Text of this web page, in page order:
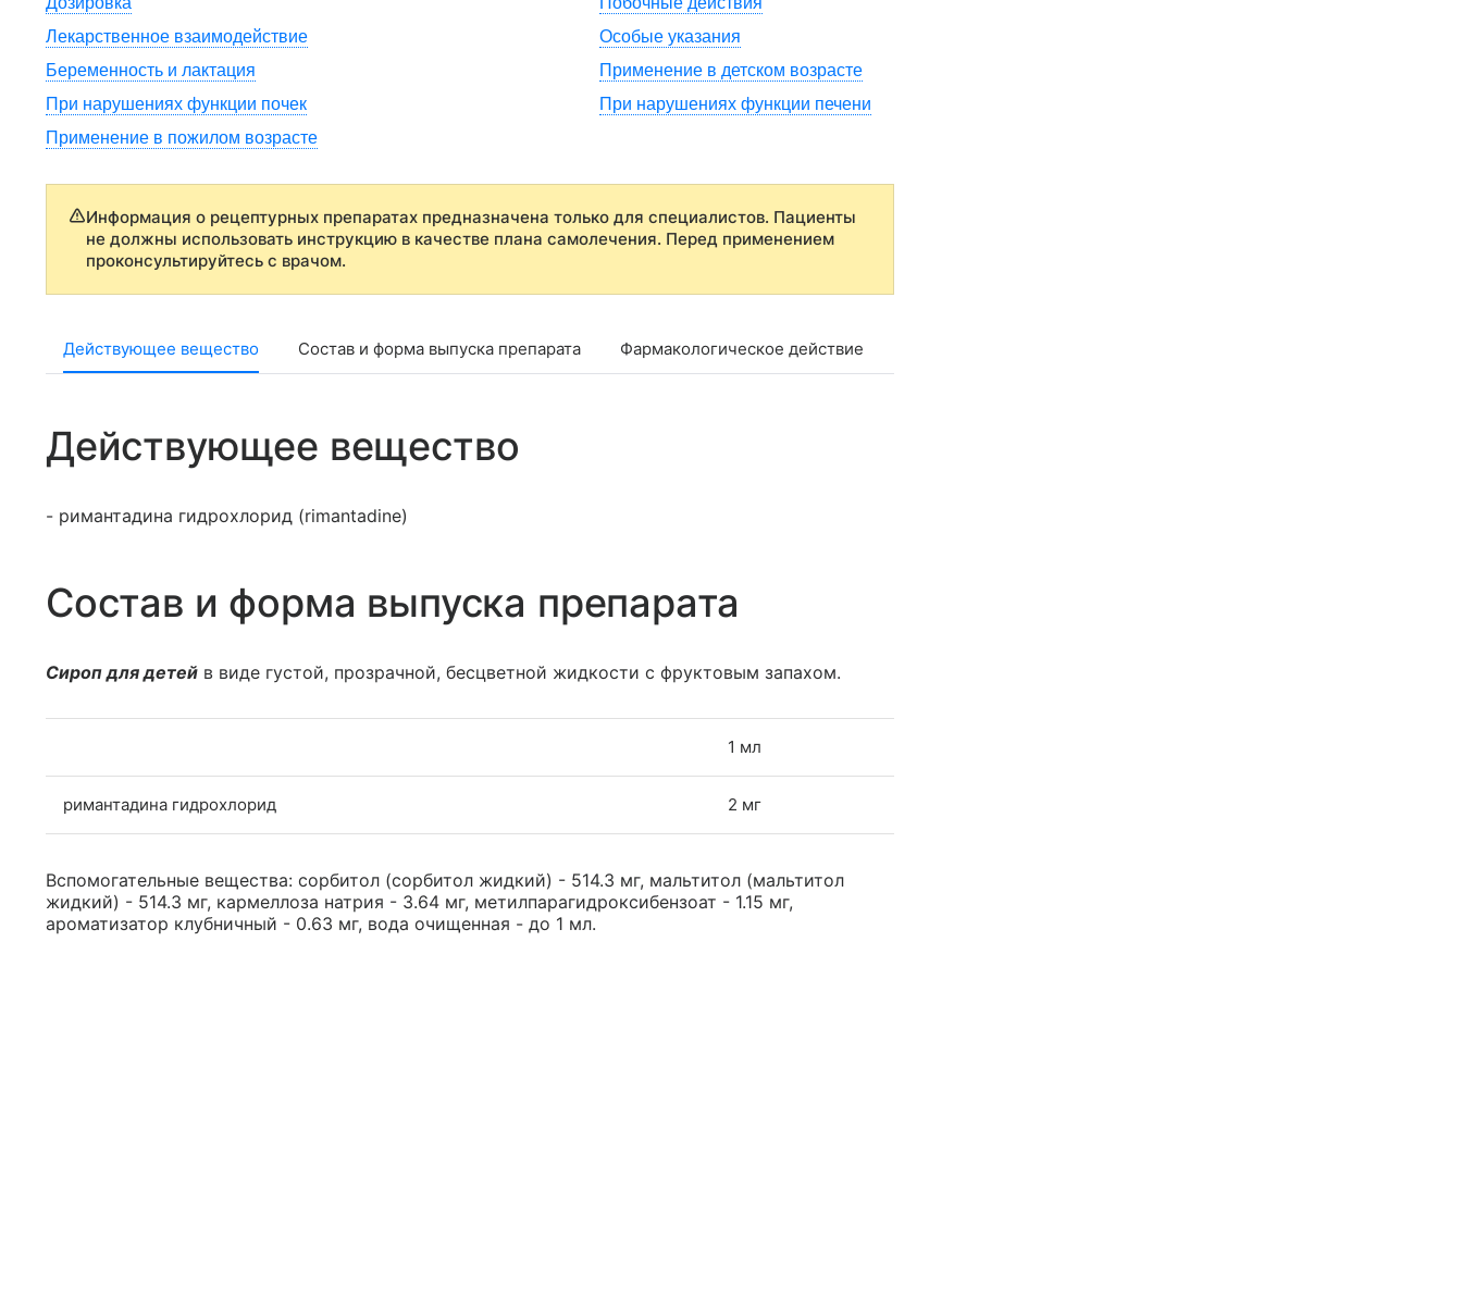
Лекарственное взаимодействие
Особые указания
Беременность и лактация
Применение в детском возрасте
При нарушениях функции почек
При нарушениях функции печени
Применение в пожилом возрасте
Информация о рецептурных препаратах предназначена только для специалистов. Пациенты
не должны использовать инструкцию в качестве плана самолечения. Перед применением
проконсультируйтесь с врачом.
Действующее вещество Состав и форма выпуска препарата Фармакологическое действие
Действующее вещество
- римантадина гидрохлорид (rimantadine)
Состав и форма выпуска препарата
Сироп для детей в виде густой, прозрачной, бесцветной жидкости с фруктовым запахом.
1 мл
римантадина гидрохлорид 2 мг
Вспомогательные вещества: сорбитол (сорбитол жидкий) - 514.3 мг, мальтитол (мальтитол
жидкий) - 514.3 мг, кармеллоза натрия - 3.64 мг, метилпарагидроксибензоат - 1.15 мг,
ароматизатор клубничный - 0.63 мг, вода очищенная - до 1 мл.